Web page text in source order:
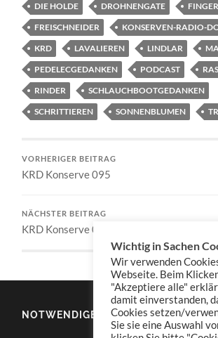
DIE HOLDE DROHNENGATE
FREISCHNEIDER
KONSERVEN-RADIO-
KRD
LAVALIEREN LINDLAR
PEDELECGEDANKEN
PODCAST
RINDER
SCHLAUCHBOOTGEDANKEN
SCHRITTIEREN
SONNENBLUMEN
VORHERIGER BEITRAG
KRD Konserve 095
NÄCHSTER BEITRAG
KRD Konserve 097
NOTWENDIGES
Wichtig in Sachen
Wir verwenden
Webseite. Beim
"Akzeptiere alle"
damit einverstanden,
Cookies setzen/
Sie sie eine Auswahl